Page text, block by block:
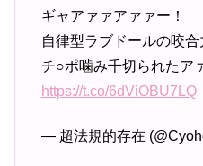
ギャアァァアァァー！
自律型ラブドールの咬合
チ○ポ噛み千切られたア
https://t.co/6dViOBU7LQ
— 超法規的存在